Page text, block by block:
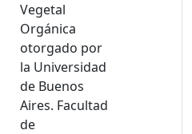
Vegetal
Orgánica
otorgado por
la Universidad
de Buenos
Aires. Facultad
de